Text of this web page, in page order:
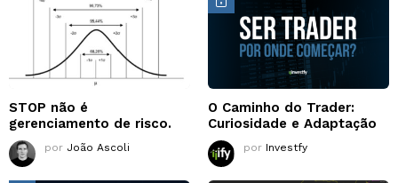
STOP não é
gerenciamento de risco.
por João Ascoli
O Caminho do Trader:
Curiosidade e Adaptação
por Investfy